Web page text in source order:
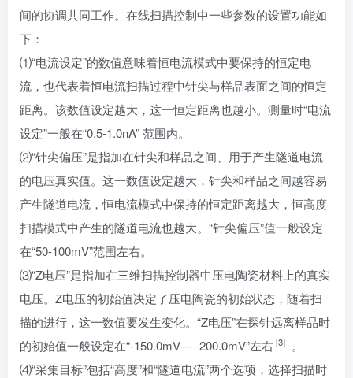
间的协调共同工作。在线扫描控制中一些参数的设置功能如
下：
⑴“电流设定”的数值意味着恒电流模式中要保持的恒定电
流，也代表着恒电流扫描过程中针尖与样品表面之间的恒定
距离。该数值设定越大，这一恒定距离也越小。测量时“电流
设定”一般在“0.5-1.0nA” 范围内。
⑵“针尖偏压”是指加在针尖和样品之间、用于产生隧道电流
的电压真实值。这一数值设定越大，针尖和样品之间越容易
产生隧道电流，恒电流模式中保持的恒定距离越大，恒高度
扫描模式中产生的隧道电流也越大。“针尖偏压”值一般设定
在“50-100mV”范围左右。
⑶“Z电压”是指加在三维扫描控制器中压电陶瓷材料上的真实
电压。Z电压的初始值决定了压电陶瓷的初始状态，随着扫
描的进行，这一数值要发生变化。“Z电压”在探针远离样品时
的初始值一般设定在“-150.0mV— -200.0mV”左右[3]
。
⑷“采集目标”包括“高度”和“隧道电流”两个选项，选择扫描时